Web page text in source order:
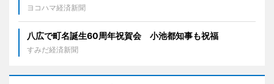
ヨコハマ経済新聞
八広で町名誕生60周年祝賀会 小池都知事も祝福
すみだ経済新聞